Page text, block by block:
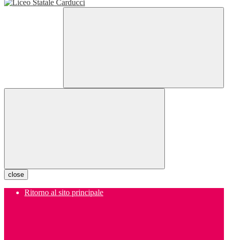
close
Ritorno al sito principale